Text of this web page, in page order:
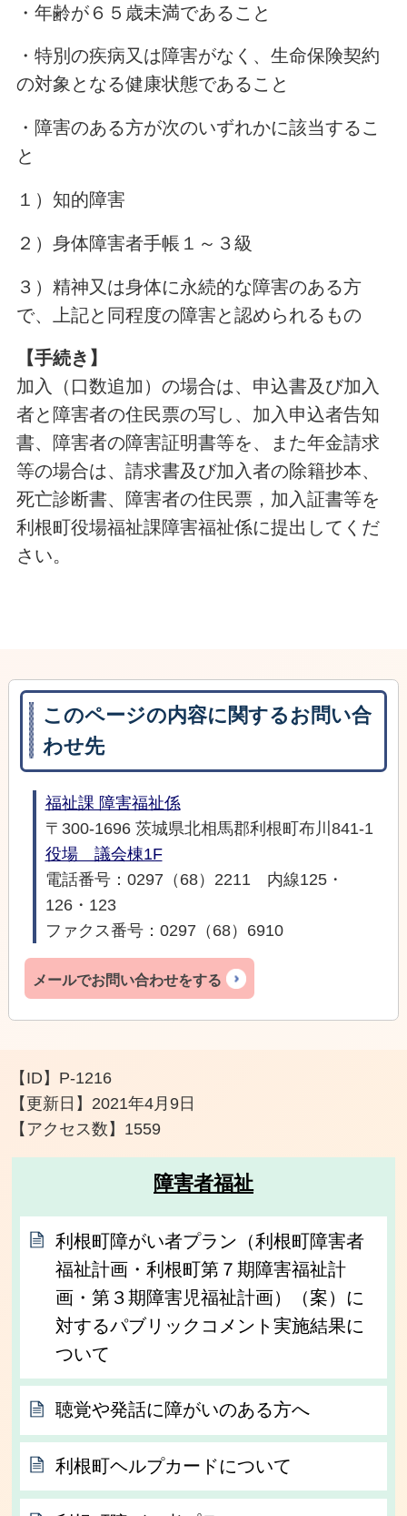
・年齢が６５歳未満であること
・特別の疾病又は障害がなく、生命保険契約
の対象となる健康状態であること
・障害のある方が次のいずれかに該当するこ
と
１）知的障害
２）身体障害者手帳１～３級
３）精神又は身体に永続的な障害のある方
で、上記と同程度の障害と認められるもの
【手続き】
加入（口数追加）の場合は、申込書及び加入
者と障害者の住民票の写し、加入申込者告知
書、障害者の障害証明書等を、また年金請求
等の場合は、請求書及び加入者の除籍抄本、
死亡診断書、障害者の住民票，加入証書等を
利根町役場福祉課障害福祉係に提出してくだ
さい。
このページの内容に関するお問い合
わせ先
福祉課 障害福祉係
〒300-1696 茨城県北相馬郡利根町布川841-1
役場 議会棟1F
電話番号：0297（68）2211 内線125・
126・123
ファクス番号：0297（68）6910
メールでお問い合わせをする
【ID】 P-1216
【更新日】 2021年4月9日
【アクセス数】 1559
障害者福祉
利根町障がい者プラン（利根町障害者
福祉計画・利根町第７期障害福祉計
画・第３期障害児福祉計画）（案）に
対するパブリックコメント実施結果に
ついて
聴覚や発話に障がいのある方へ
利根町ヘルプカードについて